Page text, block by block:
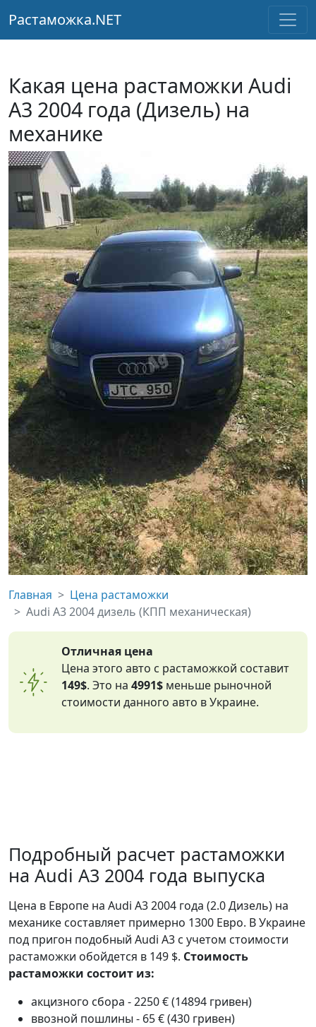
Растаможка.NET
Какая цена растаможки Audi
A3 2004 года (Дизель) на
механике
Главная
Цена растаможки
Audi A3 2004 дизель (КПП механическая)
Отличная цена
Цена этого авто с растаможкой составит
149$. Это на4991$ меньше рыночной
стоимости данного авто в Украине.
Подробный расчет растаможки
на Audi A3 2004 года выпуска
Цена в Европе на Audi A3 2004 года (2.0 Дизель) на
механике составляет примерно 1300 Евро. В Украине
под пригон подобный Audi A3 с учетом стоимости
растаможки обойдется в 149 $. Стоимость
растаможки состоит из:
акцизного сбора - 2250 € (14894 гривен)
ввозной пошлины - 65 € (430 гривен)